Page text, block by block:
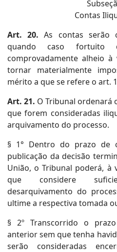
Contas
Art. 20. As contas serão
quando caso
comprovadamente alheio
tornar materialmente
mérito a que se refere o art.
Art. 21. O Tribunal ordenará
que forem consideradas
arquivamento do processo.
§ 1° Dentro do prazo de
publicação da decisão
União, o Tribunal poderá, à
que considere
desarquivamento do
ultime a respectiva tomada
§ 2º Transcorrido o
anterior sem que tenha
serão consideradas